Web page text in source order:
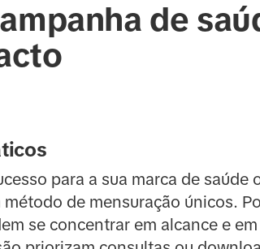
de
para a sua marca de saúde
de mensuração únicos.
se concentrar em alcance e